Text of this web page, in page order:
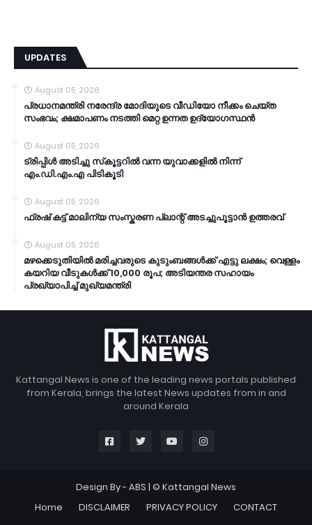
UPDATES
August 05, 2026
പ്രധാനമന്ത്രി നരേന്ദ്ര മോദിയുടെ വീഡിയോ നീക്കം ചെയ്ത
സംഭവം; ക്ഷമാപണം നടത്തി മെറ്റ ഉന്നത ഉദ്യോഗസ്ഥന്‍
August 05, 2026
ട്രിപ്പിള്‍ അടിച്ചു സ്‌കൂട്ടറില്‍ വന്ന യുവാക്കളില്‍ നിന്ന്
എം.ഡി.എം.എ പിടികൂടി
August 05, 2026
ഫ്രഷ് കട്ട് മാലിന്യ സംസ്കരണ പ്ലാന്റ് അടച്ചുപൂട്ടാൻ ഉത്തരവ്
August 05, 2026
മഴക്കെടുതിയിൽ മരിച്ചവരുടെ കുടുംബങ്ങൾക്ക് എട്ടു ലക്ഷം; വെള്ളം
കയറിയ വീടുകൾക്ക് 10,000 രൂപ; അടിയന്തര സഹായം
പ്രഖ്യാപിച്ച് മുഖ്യമന്ത്രി
Kattangal News is one of the leading news portals published
from Kerala, brings the latest News updates from in and
around Kerala
Design By - ABS | © Kattangal News
Home
DISCLAIMER PRIVACY POLICY CONTACT